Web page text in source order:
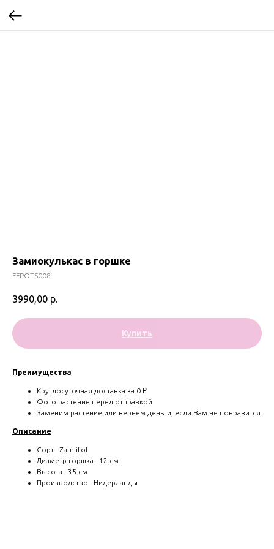
Замиокулькас в горшке
FFPOTS008
3990,00 р.
Купить
Преимущества
Круглосуточная доставка за 0 ₽
Фото растение перед отправкой
Заменим растение или вернём деньги, если Вам не понравится
Описание
Сорт - Zamiifol
Диаметр горшка - 12 см
Высота - 35 см
Производство - Нидерланды